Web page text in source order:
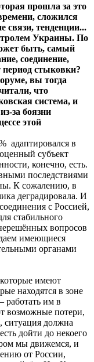
прошла за это
сложился
связи, тенденции...
Украины. По
быть, самый
соединение,
период стыковки?
вы тогда
что
система, и
за боязни
этой
адаптировался в
субъект
конечно, есть.
последствиями
К сожалению, в
деградировала. И
с Россией,
стабильного
вопросов
имеющиеся
органами
имеют
находятся в зоне
им в
возможные потери,
должна
дойти до некоего
мы движемся, и
от России,